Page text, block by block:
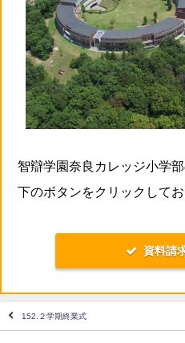
智辯学園奈良カレッジ小学
下のボタンをクリックしてお
資料請
152.２学期終業式